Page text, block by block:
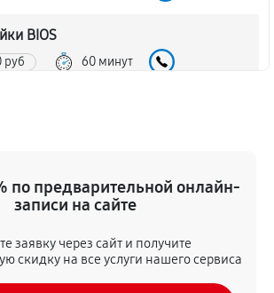
BIOS
руб 60 минут
по предварительной онлайн-
записи на сайте
заявку через сайт и получите
скидку на все услуги нашего сервиса